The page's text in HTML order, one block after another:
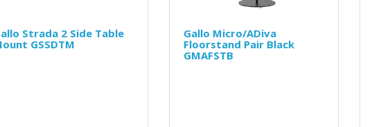
Strada 2 Side Table
GSSDTM
Gallo Micro/ADiva
Floorstand Pair Black
GMAFSTB